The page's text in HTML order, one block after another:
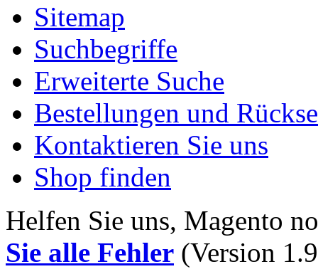
Sitemap
Suchbegriffe
Erweiterte Suche
Bestellungen und
Kontaktieren Sie uns
Shop finden
Helfen Sie uns, Magento
Sie alle Fehler (Version